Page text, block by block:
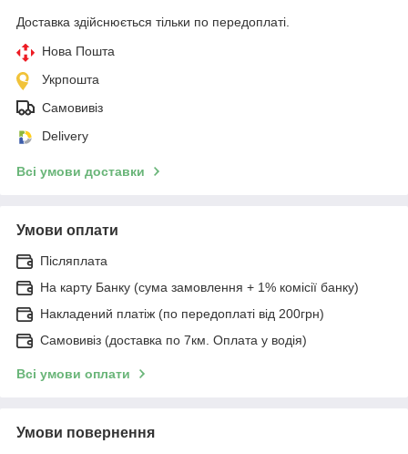
Доставка здійснюється тільки по передоплаті.
Нова Пошта
Укрпошта
Самовивіз
Delivery
Всі умови доставки
Умови оплати
Післяплата
На карту Банку (сума замовлення + 1% комісії банку)
Накладений платіж (по передоплаті від 200грн)
Самовивіз (доставка по 7км. Оплата у водія)
Всі умови оплати
Умови повернення